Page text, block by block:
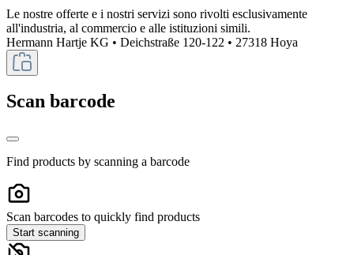
Le nostre offerte e i nostri servizi sono rivolti esclusivamente
all'industria, al commercio e alle istituzioni simili.
Hermann Hartje KG • Deichstraße 120-122 • 27318 Hoya
Scan barcode
Find products by scanning a barcode
Scan barcodes to quickly find products
Start scanning